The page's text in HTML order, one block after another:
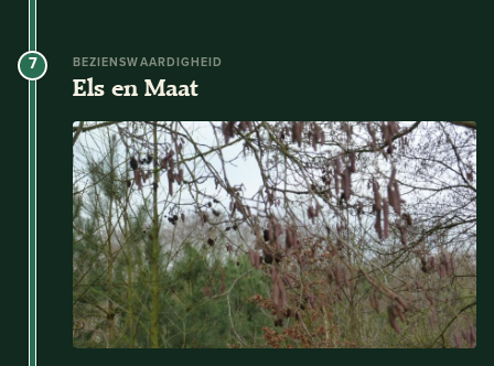
7 BEZIENSWAARDIGHEID
Els en Maat